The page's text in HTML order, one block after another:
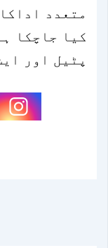
متعدد
کیا جاچکا
پٹیل اور